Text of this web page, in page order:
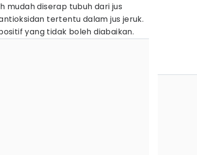
mudah diserap tubuh dari jus
tertentu dalam jus jeruk.
yang tidak boleh diabaikan.